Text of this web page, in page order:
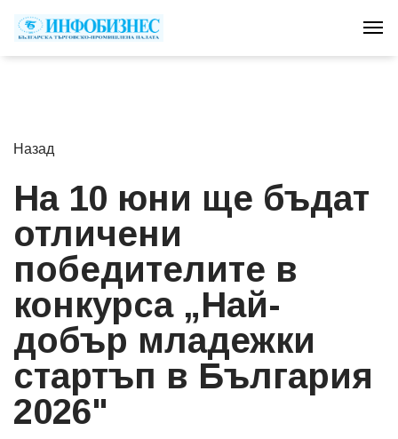
Назад
На 10 юни ще бъдат
отличени
победителите в
конкурса „Най-
добър младежки
стартъп в България
2026"